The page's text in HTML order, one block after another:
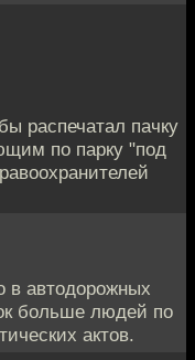
распечатал пачку
по парку "под
в автодорожных
больше людей по
актов.